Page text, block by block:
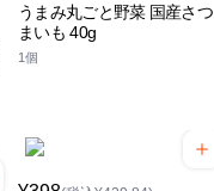
うまみ丸ごと野菜 国産さつ
まいも 40g
1個